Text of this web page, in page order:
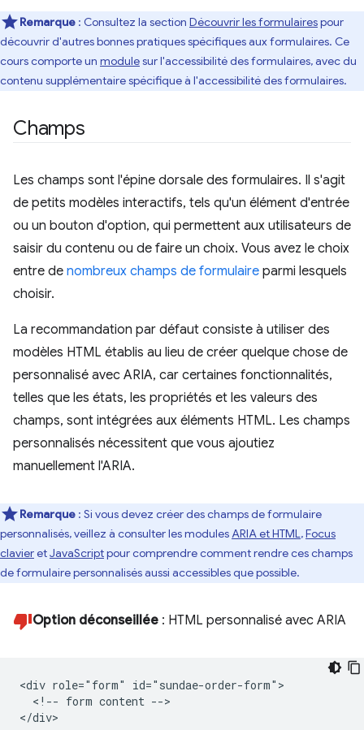
Remarque : Consultez la section Découvrir les formulairespour
découvrir d'autres bonnes pratiques spécifiques aux formulaires. Ce
cours comporte un modulesur l'accessibilité des formulaires, avec du
contenu supplémentaire spécifique à l'accessibilité des formulaires.
Champs
Les champs sont l'épine dorsale des formulaires. Il s'agit
de petits modèles interactifs, tels qu'un élément d'entrée
ou un bouton d'option, qui permettent aux utilisateurs de
saisir du contenu ou de faire un choix. Vous avez le choix
entre de nombreux champs de formulaire parmi lesquels
choisir.
La recommandation par défaut consiste à utiliser des
modèles HTML établis au lieu de créer quelque chose de
personnalisé avec ARIA, car certaines fonctionnalités,
telles que les états, les propriétés et les valeurs des
champs, sont intégrées aux éléments HTML. Les champs
personnalisés nécessitent que vous ajoutiez
manuellement l'ARIA.
Remarque : Si vous devez créer des champs de formulaire
personnalisés, veillez à consulter les modulesARIA et HTML,Focus
clavieretJavaScriptpour comprendre comment rendre ces champs
de formulaire personnalisés aussi accessibles que possible.
Option déconseillée : HTML personnalisé avec ARIA
<div role="form" id="sundae-order-form">
  <!-- form content -->